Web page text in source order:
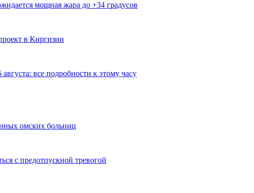
мощная жара до +34 градусов
в Киргизии
все подробности к этому часу
омских больниц
с предотпускной тревогой